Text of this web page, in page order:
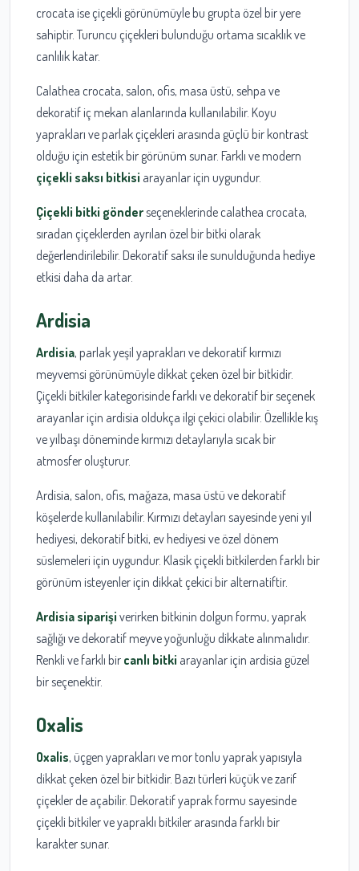
crocata ise çiçekli görünümüyle bu grupta özel bir yere
sahiptir. Turuncu çiçekleri bulunduğu ortama sıcaklık ve
canlılık katar.
Calathea crocata, salon, ofis, masa üstü, sehpa ve
dekoratif iç mekan alanlarında kullanılabilir. Koyu
yaprakları ve parlak çiçekleri arasında güçlü bir kontrast
olduğu için estetik bir görünüm sunar. Farklı ve modern
çiçekli saksı bitkisi arayanlar için uygundur.
Çiçekli bitki gönderseçeneklerinde calathea crocata,
sıradan çiçeklerden ayrılan özel bir bitki olarak
değerlendirilebilir. Dekoratif saksı ile sunulduğunda hediye
etkisi daha da artar.
Ardisia
Ardisia, parlak yeşil yaprakları ve dekoratif kırmızı
meyvemsi görünümüyle dikkat çeken özel bir bitkidir.
Çiçekli bitkiler kategorisinde farklı ve dekoratif bir seçenek
arayanlar için ardisia oldukça ilgi çekici olabilir. Özellikle kış
ve yılbaşı döneminde kırmızı detaylarıyla sıcak bir
atmosfer oluşturur.
Ardisia, salon, ofis, mağaza, masa üstü ve dekoratif
köşelerde kullanılabilir. Kırmızı detayları sayesinde yeni yıl
hediyesi, dekoratif bitki, ev hediyesi ve özel dönem
süslemeleri için uygundur. Klasik çiçekli bitkilerden farklı bir
görünüm isteyenler için dikkat çekici bir alternatiftir.
Ardisia siparişi verirken bitkinin dolgun formu, yaprak
sağlığı ve dekoratif meyve yoğunluğu dikkate alınmalıdır.
Renkli ve farklı bir canlı bitki arayanlar için ardisia güzel
bir seçenektir.
Oxalis
Oxalis, üçgen yaprakları ve mor tonlu yaprak yapısıyla
dikkat çeken özel bir bitkidir. Bazı türleri küçük ve zarif
çiçekler de açabilir. Dekoratif yaprak formu sayesinde
çiçekli bitkiler ve yapraklı bitkiler arasında farklı bir
karakter sunar.